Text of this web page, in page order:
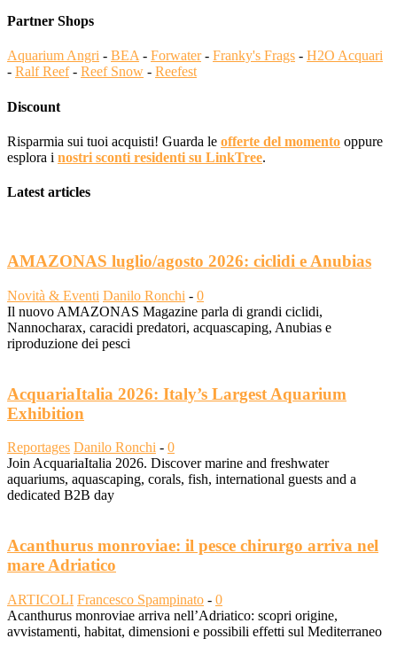
Partner Shops
Aquarium Angri - BEA - Forwater- Franky's Frags - H2O Acquari
- Ralf Reef- Reef Snow - Reefest
Discount
Risparmia sui tuoi acquisti! Guarda le offerte del momento oppure
esplora i nostri sconti residenti su LinkTree.
Latest articles
AMAZONAS luglio/agosto 2026: ciclidi e Anubias
Novità & Eventi Danilo Ronchi - 0
Il nuovo AMAZONAS Magazine parla di grandi ciclidi,
Nannocharax, caracidi predatori, acquascaping, Anubias e
riproduzione dei pesci
AcquariaItalia 2026: Italy’s Largest Aquarium
Exhibition
Reportages Danilo Ronchi - 0
Join AcquariaItalia 2026. Discover marine and freshwater
aquariums, aquascaping, corals, fish, international guests and a
dedicated B2B day
Acanthurus monroviae: il pesce chirurgo arriva nel
mare Adriatico
ARTICOLI Francesco Spampinato - 0
Acanthurus monroviae arriva nell’Adriatico: scopri origine,
avvistamenti, habitat, dimensioni e possibili effetti sul Mediterraneo